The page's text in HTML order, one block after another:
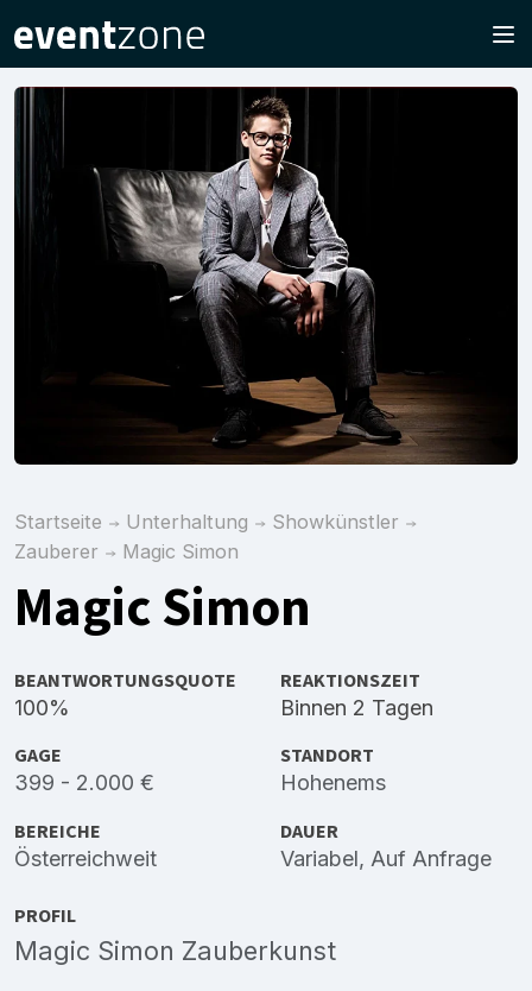
Startseite Unterhaltung
Showkünstler
Zauberer
Magic Simon
Magic Simon
BEANTWORTUNGSQUOTE
100%
REAKTIONSZEIT
Binnen 2 Tagen
GAGE
399 - 2.000 €
STANDORT
Hohenems
BEREICHE
Österreichweit
DAUER
Variabel, Auf Anfrage
PROFIL
Magic Simon Zauberkunst